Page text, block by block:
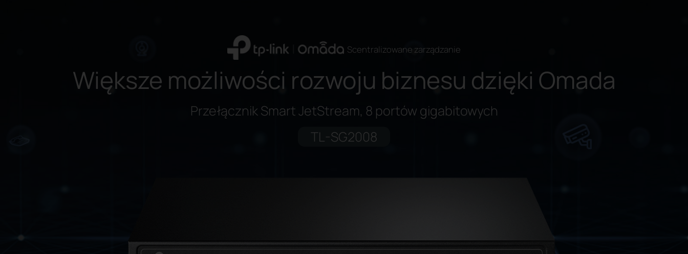
Scentralizowane zarządzanie
Większe możliwości rozwoju biznesu dzięki Omada
Przełącznik Smart JetStream, 8 portów gigabitowych
TL-SG2008